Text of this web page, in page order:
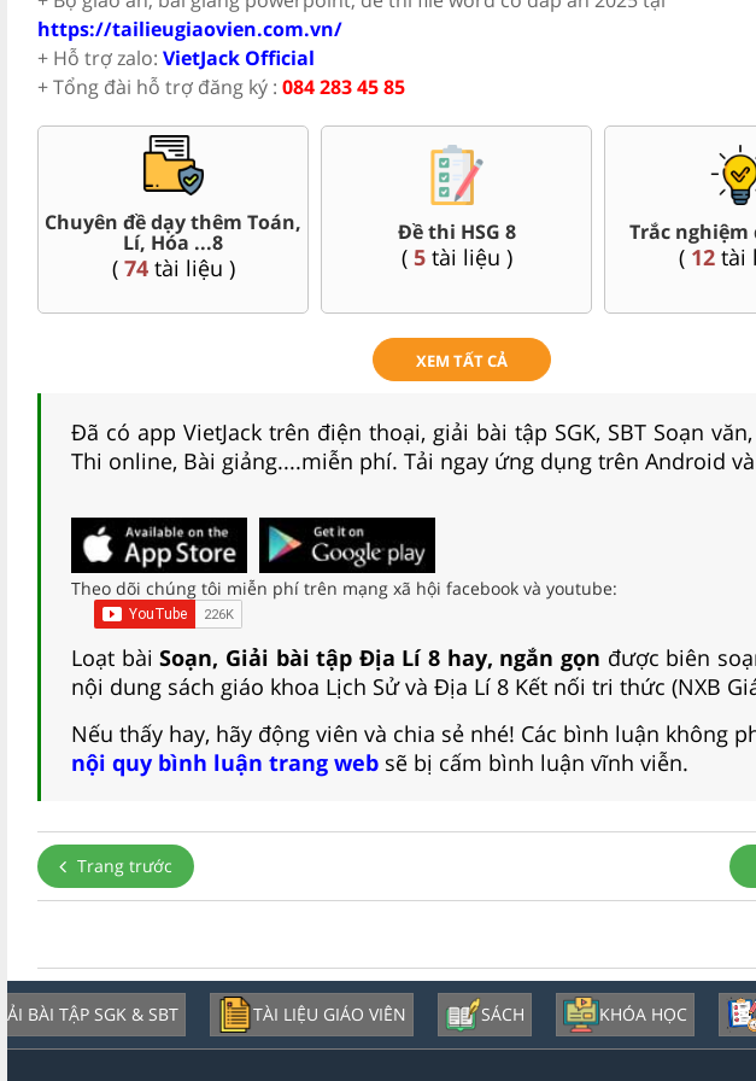
https://tailieugiaovien.com.vn/
+ Hỗ trợ zalo: VietJack Official
+ Tổng đài hỗ trợ đăng ký : 084 283 45 85
Chuyên đề dạy thêm Toán,
Lí, Hóa ...8
( 74tài liệu )
Đề thi HSG 8
( 5tài liệu )
Trắc nghiệm
( 12tài
XEM TẤT CẢ
Đã có app VietJack trên điện thoại, giải bài tập SGK, SBT Soạn
Thi online, Bài giảng....miễn phí. Tải ngay ứng dụng trên Android và
Theo dõi chúng tôi miễn phí trên mạng xã hội facebook và youtube:
Loạt bàiSoạn, Giải bài tập Địa Lí 8 hay, ngắn gọn được biên
nội dung sách giáo khoa Lịch Sử và Địa Lí 8 Kết nối tri thức (NXB
Nếu thấy hay, hãy động viên và chia sẻ nhé! Các bình luận không
nội quy bình luận trang web sẽ bị cấm bình luận vĩnh viễn.
Trang trước
GIẢI BÀI TẬP SGK & SBT TÀI LIỆU GIÁO VIÊN SÁCH KHÓA HỌC